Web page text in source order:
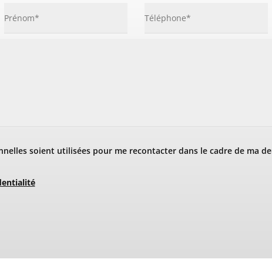
soient utilisées pour me recontacter dans le cadre de ma